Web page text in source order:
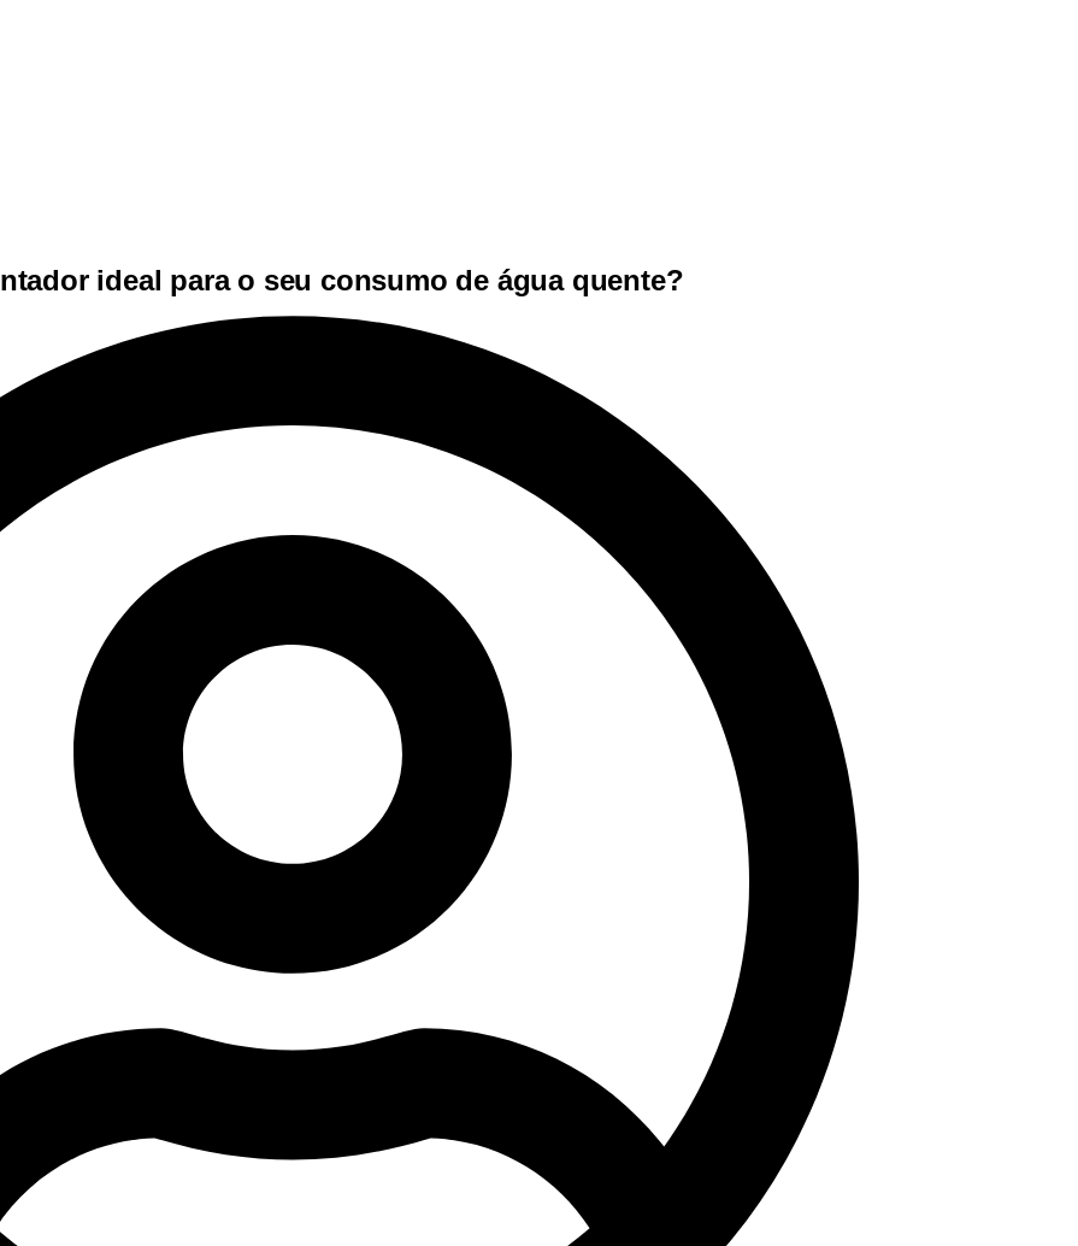
ideal para o seu consumo de água quente?